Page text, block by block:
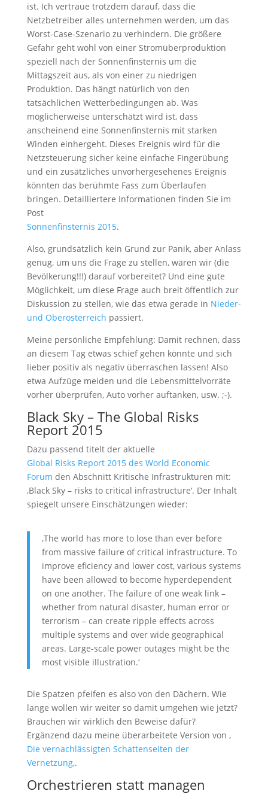
ist. Ich vertraue trotzdem darauf, dass die
Netzbetreiber alles unternehmen werden, um das
Worst-Case-Szenario zu verhindern. Die größere
Gefahr geht wohl von einer Stromüberproduktion
speziell nach der Sonnenfinsternis um die
Mittagszeit aus, als von einer zu niedrigen
Produktion. Das hängt natürlich von den
tatsächlichen Wetterbedingungen ab. Was
möglicherweise unterschätzt wird ist, dass
anscheinend eine Sonnenfinsternis mit starken
Winden einhergeht. Dieses Ereignis wird für die
Netzsteuerung sicher keine einfache Fingerübung
und ein zusätzliches unvorhergesehenes Ereignis
könnten das berühmte Fass zum Überlaufen
bringen. Detailliertere Informationen finden Sie im
Post
Sonnenfinsternis 2015.
Also, grundsätzlich kein Grund zur Panik, aber Anlass
genug, um uns die Frage zu stellen, wären wir (die
Bevölkerung!!!) darauf vorbereitet? Und eine gute
Möglichkeit, um diese Frage auch breit öffentlich zur
Diskussion zu stellen, wie das etwa gerade in Nieder-
und Oberösterreich passiert.
Meine persönliche Empfehlung: Damit rechnen, dass
an diesem Tag etwas schief gehen könnte und sich
lieber positiv als negativ überraschen lassen! Also
etwa Aufzüge meiden und die Lebensmittelvorräte
vorher überprüfen, Auto vorher auftanken, usw. ;-).
Black Sky – The Global Risks
Report 2015
Dazu passend titelt der aktuelle
Global Risks Report 2015 des World Economic
Forum den Abschnitt Kritische Infrastrukturen mit:
‚Black Sky – risks to critical infrastructure‘. Der Inhalt
spiegelt unsere Einschätzungen wieder:
‚The world has more to lose than ever before
from massive failure of critical infrastructure. To
improve eficiency and lower cost, various systems
have been allowed to become hyperdependent
on one another. The failure of one weak link –
whether from natural disaster, human error or
terrorism – can create ripple effects across
multiple systems and over wide geographical
areas. Large-scale power outages might be the
most visible illustration.‘
Die Spatzen pfeifen es also von den Dächern. Wie
lange wollen wir weiter so damit umgehen wie jetzt?
Brauchen wir wirklich den Beweise dafür?
Ergänzend dazu meine überarbeitete Version von ‚
Die vernachlässigten Schattenseiten der
Vernetzung‚.
Orchestrieren statt managen